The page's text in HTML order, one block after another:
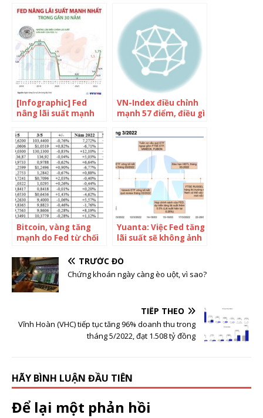
0,75%, mức kỷ lục
trong gần 30 năm
nhất trong gần 30
năm qua
[Infographic] Fed
nâng lãi suất mạnh
năm qua
VN-Index điều chỉnh
mạnh 57 điểm, điều gì
trường chứng khoán
Việt Nam?
Bitcoin, vàng tăng
mạnh do Fed từ chối
Yuanta: Việc Fed tăng
lãi suất sẽ không ảnh
thị trường, VN-Index
có thể quay về mức
1.535 điểm vào nửa
TRƯỚC ĐÓ
Chứng khoán ngày càng èo uột, vì sao?
TIẾP THEO
Vĩnh Hoàn (VHC) tiếp tục tăng 96% doanh thu trong
tháng 5/2022, đạt 1.508 tỷ đồng
HÃY BÌNH LUẬN ĐẦU TIÊN
Để lại một phản hồi